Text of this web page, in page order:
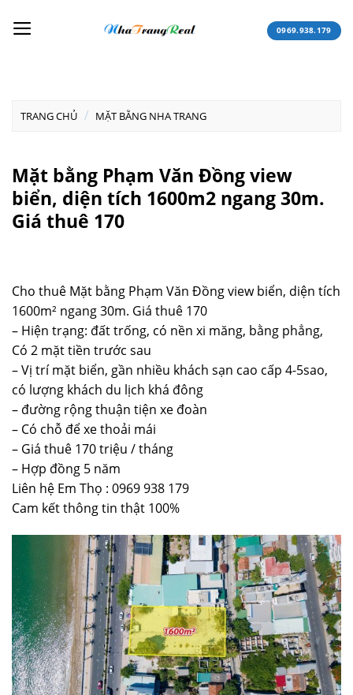
0969.938.179
TRANG CHỦ / MẶT BẰNG NHA TRANG
Mặt bằng Phạm Văn Đồng view
biển, diện tích 1600m2 ngang 30m.
Giá thuê 170
Cho thuê Mặt bằng Phạm Văn Đồng view biển, diện tích
1600m² ngang 30m. Giá thuê 170
– Hiện trạng: đất trống, có nền xi măng, bằng phẳng,
Có 2 mặt tiền trước sau
– Vị trí mặt biển, gần nhiều khách sạn cao cấp 4-5sao,
có lượng khách du lịch khá đông
– đường rộng thuận tiện xe đoàn
– Có chỗ để xe thoải mái
– Giá thuê 170 triệu / tháng
– Hợp đồng 5 năm
Liên hệ Em Thọ : 0969 938 179
Cam kết thông tin thật 100%